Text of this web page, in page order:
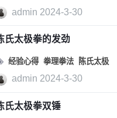
admin 2024-3-30
氏太极拳的发劲
经验心得 拳理拳法 陈氏太极
admin 2024-3-30
氏太极拳双锤